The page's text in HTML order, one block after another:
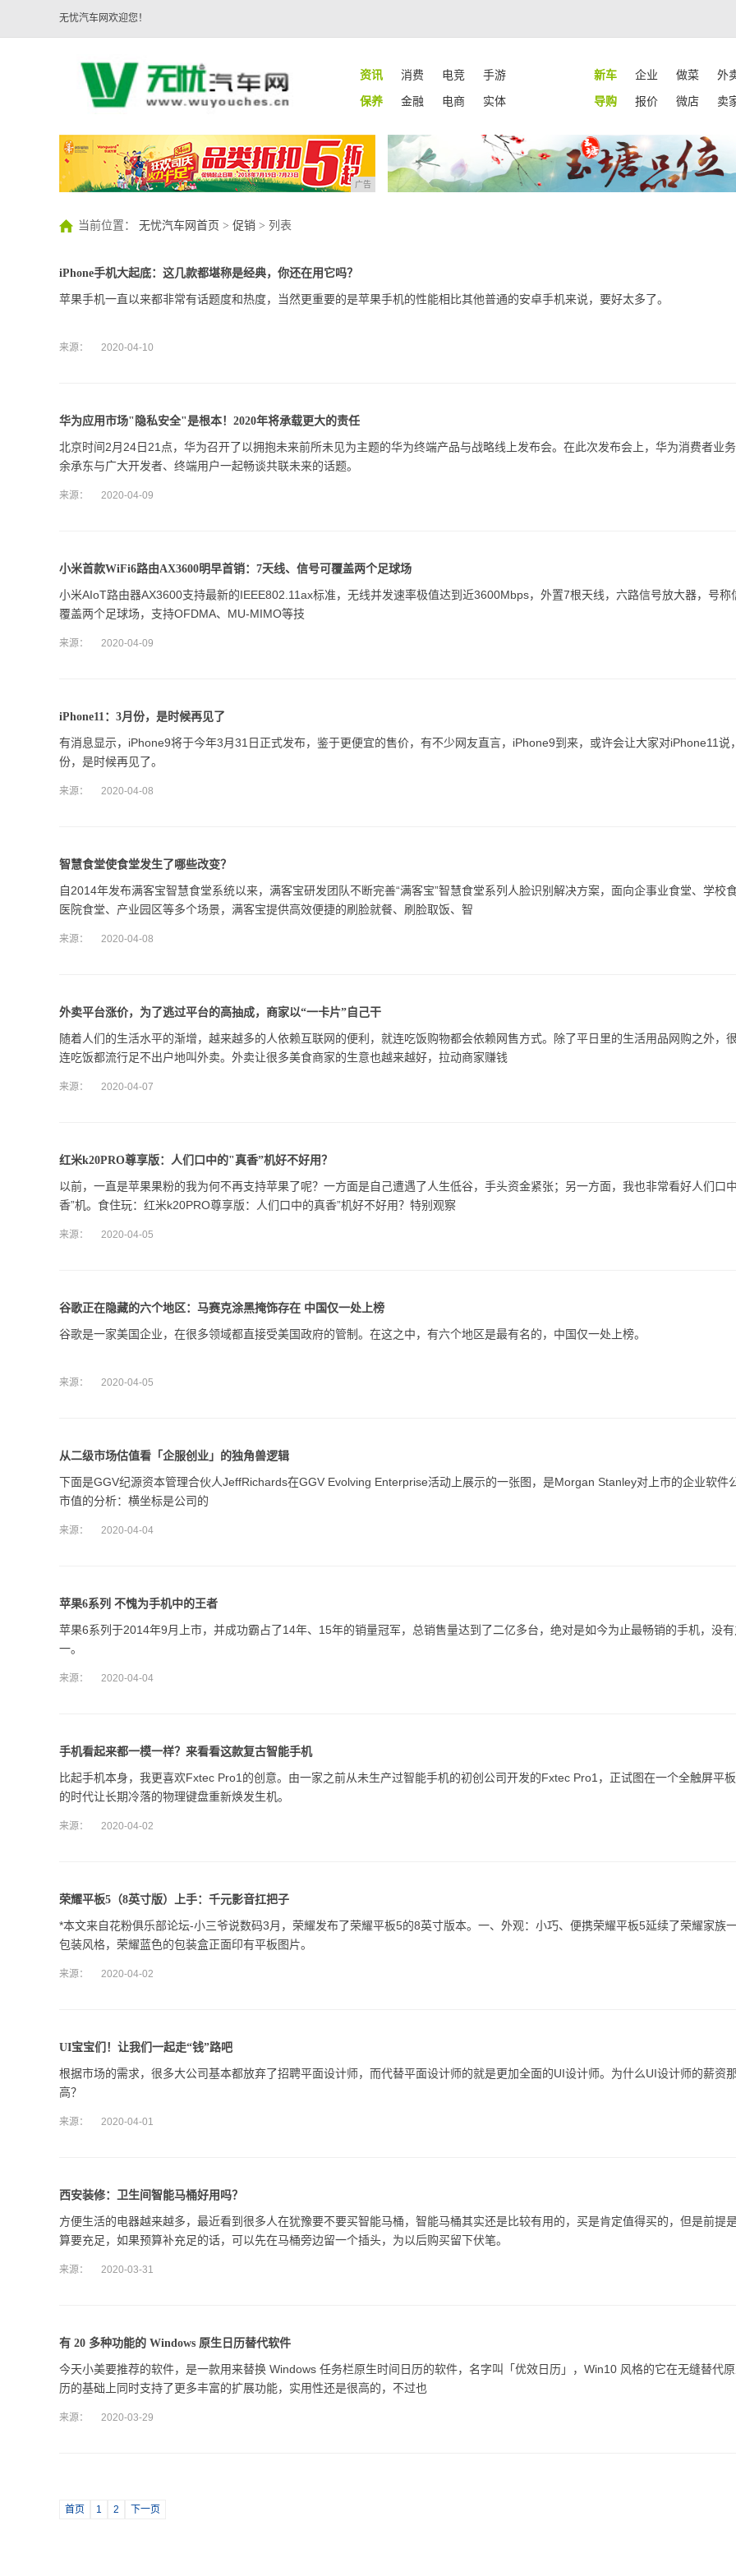
无忧汽车网欢迎您！
资讯 消费 电竞 手游 新车 企业 做菜
外
保养
金融 电商 实体 导购 报价 微店 卖
广告
当前位置： 无忧汽车网首页 > 促销 > 列表
iPhone手机大起底：这几款都堪称是经典，你还在用它吗？
苹果手机一直以来都非常有话题度和热度，当然更重要的是苹果手机的性能相比其他普通的安卓手机来说，要好太多了。
来源： 2020-04-10
华为应用市场"隐私安全"是根本！2020年将承载更大的责任
北京时间2月24日21点，华为召开了以拥抱未来前所未见为主题的华为终端产品与战略线上发布会。在此次发布会上，华为消费者业
余承东与广大开发者、终端用户一起畅谈共联未来的话题。
来源： 2020-04-09
小米首款WiFi6路由AX3600明早首销：7天线、信号可覆盖两个足球场
小米AIoT路由器AX3600支持最新的IEEE802.11ax标准，无线并发速率极值达到近3600Mbps，外置7根天线，六路信号放大器，号称
覆盖两个足球场，支持OFDMA、MU-MIMO等技
来源： 2020-04-09
iPhone11：3月份，是时候再见了
有消息显示，iPhone9将于今年3月31日正式发布，鉴于更便宜的售价，有不少网友直言，iPhone9到来，或许会让大家对iPhone11说
份，是时候再见了。
来源： 2020-04-08
智慧食堂使食堂发生了哪些改变？
自2014年发布满客宝智慧食堂系统以来，满客宝研发团队不断完善“满客宝”智慧食堂系列人脸识别解决方案，面向企事业食堂、学校
医院食堂、产业园区等多个场景，满客宝提供高效便捷的刷脸就餐、刷脸取饭、智
来源： 2020-04-08
外卖平台涨价，为了逃过平台的高抽成，商家以“一卡片”自己干
随着人们的生活水平的渐增，越来越多的人依赖互联网的便利，就连吃饭购物都会依赖网售方式。除了平日里的生活用品网购之外，
连吃饭都流行足不出户地叫外卖。外卖让很多美食商家的生意也越来越好，拉动商家赚钱
来源： 2020-04-07
红米k20PRO尊享版：人们口中的"真香”机好不好用？
以前，一直是苹果果粉的我为何不再支持苹果了呢？一方面是自己遭遇了人生低谷，手头资金紧张；另一方面，我也非常看好人们口
香”机。食住玩：红米k20PRO尊享版：人们口中的真香”机好不好用？特别观察
来源： 2020-04-05
谷歌正在隐藏的六个地区：马赛克涂黑掩饰存在 中国仅一处上榜
谷歌是一家美国企业，在很多领域都直接受美国政府的管制。在这之中，有六个地区是最有名的，中国仅一处上榜。
来源： 2020-04-05
从二级市场估值看「企服创业」的独角兽逻辑
下面是GGV纪源资本管理合伙人JeffRichards在GGV Evolving Enterprise活动上展示的一张图，是Morgan Stanley对上市的企业软件
市值的分析：横坐标是公司的
来源： 2020-04-04
苹果6系列 不愧为手机中的王者
苹果6系列于2014年9月上市，并成功霸占了14年、15年的销量冠军，总销售量达到了二亿多台，绝对是如今为止最畅销的手机，没
一。
来源： 2020-04-04
手机看起来都一模一样？来看看这款复古智能手机
比起手机本身，我更喜欢Fxtec Pro1的创意。由一家之前从未生产过智能手机的初创公司开发的Fxtec Pro1，正试图在一个全触屏平
的时代让长期冷落的物理键盘重新焕发生机。
来源： 2020-04-02
荣耀平板5（8英寸版）上手：千元影音扛把子
*本文来自花粉俱乐部论坛-小三爷说数码3月，荣耀发布了荣耀平板5的8英寸版本。一、外观：小巧、便携荣耀平板5延续了荣耀家族
包装风格，荣耀蓝色的包装盒正面印有平板图片。
来源： 2020-04-02
UI宝宝们！让我们一起走“钱”路吧
根据市场的需求，很多大公司基本都放弃了招聘平面设计师，而代替平面设计师的就是更加全面的UI设计师。为什么UI设计师的薪资
高？
来源： 2020-04-01
西安装修：卫生间智能马桶好用吗？
方便生活的电器越来越多，最近看到很多人在犹豫要不要买智能马桶，智能马桶其实还是比较有用的，买是肯定值得买的，但是前提
算要充足，如果预算补充足的话，可以先在马桶旁边留一个插头，为以后购买留下伏笔。
来源： 2020-03-31
有 20 多种功能的 Windows 原生日历替代软件
今天小美要推荐的软件，是一款用来替换 Windows 任务栏原生时间日历的软件，名字叫「优效日历」，Win10 风格的它在无缝替代
历的基础上同时支持了更多丰富的扩展功能，实用性还是很高的，不过也
来源： 2020-03-29
首页 1 2 下一页